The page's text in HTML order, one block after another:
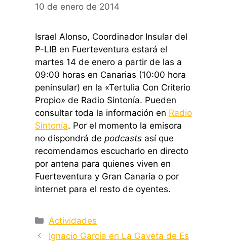
10 de enero de 2014
Israel Alonso, Coordinador Insular del
P-LIB en Fuerteventura estará el
martes 14 de enero a partir de las a
09:00 horas en Canarias (10:00 hora
peninsular) en la «Tertulia Con Criterio
Propio» de Radio Sintonía. Pueden
consultar toda la información en Radio
Sintonía. Por el momento la emisora
no dispondrá de podcastsasí que
recomendamos escucharlo en directo
por antena para quienes viven en
Fuerteventura y Gran Canaria o por
internet para el resto de oyentes.
Categorías
Actividades
Ignacio García en La Gaveta de Es